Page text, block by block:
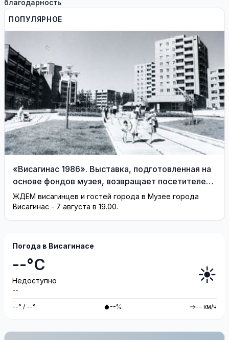
благодарность
ПОПУЛЯРНОЕ
«Висагинас 1986». Выставка, подготовленная на
основе фондов музея, возвращает посетителей
на 40 лет назад
ЖДЕМ висагинцев и гостей города в Музее города
Висагинас - 7 августа в 19.00.
Погода в Висагинасе
--°C
Недоступно
--
☀️
--° / --° --% -- км/ч